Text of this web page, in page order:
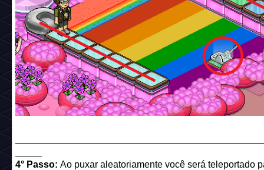
4° Passo: Ao puxar aleatoriamente você será teleportado